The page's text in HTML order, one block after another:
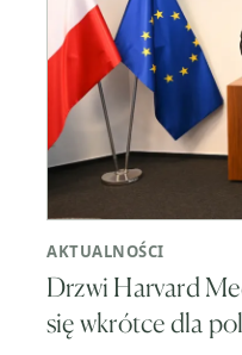
AKTUALNOŚCI
Drzwi Harvard
się wkrótce dla